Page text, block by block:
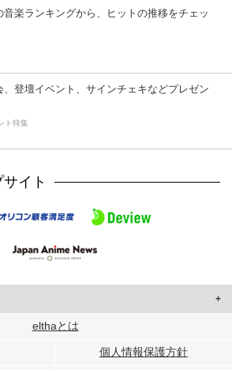
音楽ランキングから、ヒットの推移をチェッ
、登壇イベント、サインチェキなどプレゼン
ト特集
イト
用して、ユーザーに合わせたコンテンツや広告の
elthaとは
個人情報保護方針